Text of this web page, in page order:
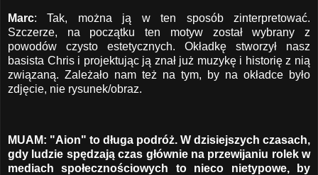
Marc: Tak, można ją w ten sposób zinterpretować.
Szczerze, na początku ten motyw został wybrany z
powodów czysto estetycznych. Okładkę stworzył nasz
basista Chris i projektując ją znał już muzykę i historię z nią
związaną. Zależało nam też na tym, by na okładce było
zdjęcie, nie rysunek/obraz.
MUAM: "Aion" to długa podróż. W dzisiejszych czasach,
gdy ludzie spędzają czas głównie na przewijaniu rolek w
mediach społecznościowych to nieco nietypowe, by